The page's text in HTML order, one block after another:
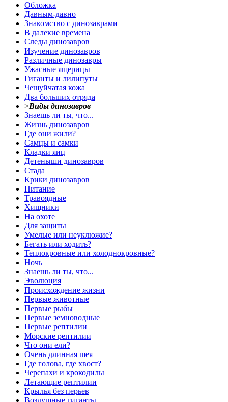
Обложка
Давным-давно
Знакомство с динозаврами
В далекие времена
Следы динозавров
Изучение динозавров
Различные динозавры
Ужасные ящерицы
Гиганты и лилипуты
Чешуйчатая кожа
Два больших отряда
>Виды динозавров
Знаешь ли ты, что...
Жизнь динозавров
Где они жили?
Самцы и самки
Кладки яиц
Детеныши динозавров
Стада
Крики динозавров
Питание
Травоядные
Хищники
На охоте
Для защиты
Умелые или неуклюжие?
Бегать или ходить?
Теплокровные или холоднокровные?
Ночь
Знаешь ли ты, что...
Эволюция
Происхождение жизни
Первые животные
Первые рыбы
Первые земноводные
Первые рептилии
Морские рептилии
Что они ели?
Очень длинная шея
Где голова, где хвост?
Черепахи и крокодилы
Летающие рептилии
Крылья без перьев